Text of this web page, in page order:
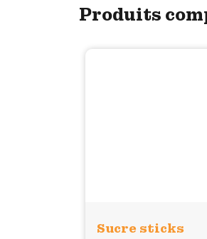
Produits
Sucre sticks